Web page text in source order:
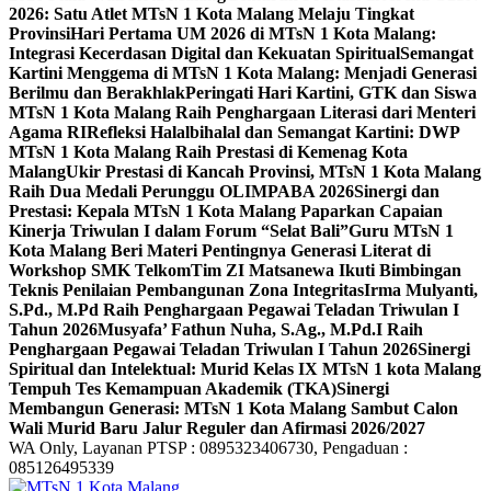
2026: Satu Atlet MTsN 1 Kota Malang Melaju Tingkat
ProvinsiHari Pertama UM 2026 di MTsN 1 Kota Malang:
Integrasi Kecerdasan Digital dan Kekuatan SpiritualSemangat
Kartini Menggema di MTsN 1 Kota Malang: Menjadi Generasi
Berilmu dan BerakhlakPeringati Hari Kartini, GTK dan Siswa
MTsN 1 Kota Malang Raih Penghargaan Literasi dari Menteri
Agama RIRefleksi Halalbihalal dan Semangat Kartini: DWP
MTsN 1 Kota Malang Raih Prestasi di Kemenag Kota
MalangUkir Prestasi di Kancah Provinsi, MTsN 1 Kota Malang
Raih Dua Medali Perunggu OLIMPABA 2026Sinergi dan
Prestasi: Kepala MTsN 1 Kota Malang Paparkan Capaian
Kinerja Triwulan I dalam Forum “Selat Bali”Guru MTsN 1
Kota Malang Beri Materi Pentingnya Generasi Literat di
Workshop SMK TelkomTim ZI Matsanewa Ikuti Bimbingan
Teknis Penilaian Pembangunan Zona IntegritasIrma Mulyanti,
S.Pd., M.Pd Raih Penghargaan Pegawai Teladan Triwulan I
Tahun 2026Musyafa’ Fathun Nuha, S.Ag., M.Pd.I Raih
Penghargaan Pegawai Teladan Triwulan I Tahun 2026Sinergi
Spiritual dan Intelektual: Murid Kelas IX MTsN 1 kota Malang
Tempuh Tes Kemampuan Akademik (TKA)Sinergi
Membangun Generasi: MTsN 1 Kota Malang Sambut Calon
Wali Murid Baru Jalur Reguler dan Afirmasi 2026/2027
WA Only, Layanan PTSP : 0895323406730, Pengaduan :
085126495339